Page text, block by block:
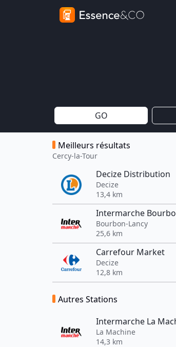
GO
Meilleurs résultats
Cercy-la-Tour
Decize Distribution
Decize
13,4 km
Intermarche
Bourbon-Lancy
25,6 km
Carrefour Market
Decize
12,8 km
Autres Stations
Intermarche La
La Machine
14,3 km